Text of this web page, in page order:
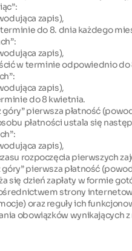
zapis),
do 8. dnia każdego
zapis),
w terminie odpowiednio
zapis),
do 8 kwietnia.
góry” pierwsza płatność
płatności ustala się
zapis),
rozpoczęcia pierwszych
góry” pierwsza płatność
się dzień zapłaty w formie
strony
oraz reguły ich
obowiązków wynikających